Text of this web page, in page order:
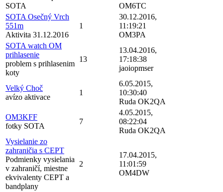
SOTA
OM6TC
SOTA Osečný Vrch
551m
Aktivita 31.12.2016
1
30.12.2016,
11:19:21
OM3PA
SOTA watch OM
prihlasenie
problem s prihlasenim
koty
13
13.04.2016,
17:18:38
jaoiopmser
Velký Choč
avízo aktivace
1
6.05.2015,
10:30:40
Ruda OK2QA
OM3KFF
fotky SOTA
7
4.05.2015,
08:22:04
Ruda OK2QA
Vysielanie zo
zahraničia s CEPT
Podmienky vysielania
v zahraničí, miestne
ekvivalenty CEPT a
bandplany
2
17.04.2015,
11:01:59
OM4DW